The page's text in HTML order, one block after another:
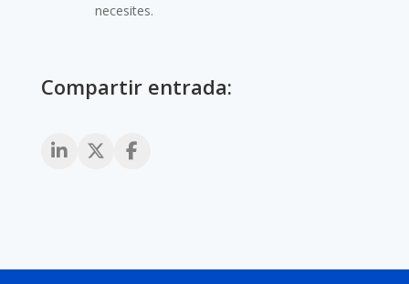
necesites.
Compartir entrada: